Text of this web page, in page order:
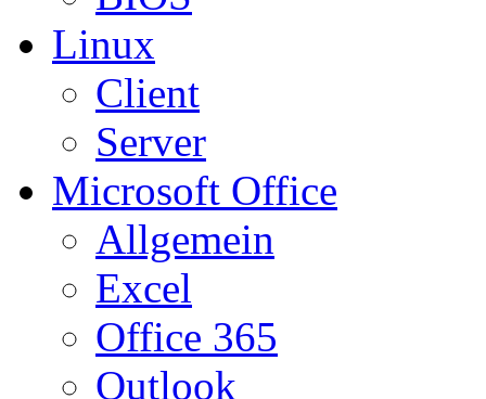
Linux
Client
Server
Microsoft Office
Allgemein
Excel
Office 365
Outlook